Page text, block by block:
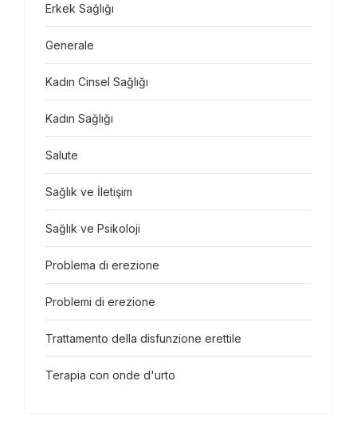
Erkek Sağlığı
Generale
Kadın Cinsel Sağlığı
Kadın Sağlığı
Salute
Sağlık ve İletişim
Sağlık ve Psikoloji
Problema di erezione
Problemi di erezione
Trattamento della disfunzione erettile
Terapia con onde d'urto